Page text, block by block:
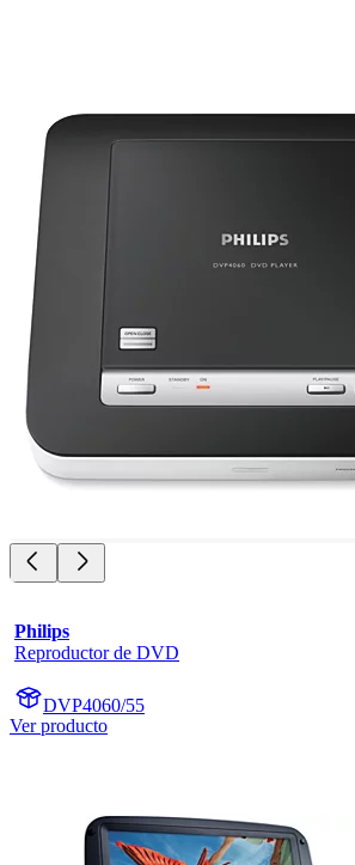
Philips
Reproductor de DVD
DVP4060/55
Ver producto